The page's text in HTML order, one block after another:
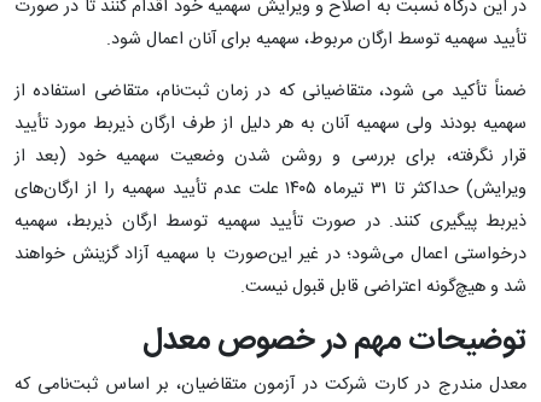
در این درگاه نسبت به اصلاح و ویرایش سهمیه خود اقدام کنند تا در صورت
تأیید سهمیه توسط ارگان مربوط، سهمیه برای آنان اعمال شود.
ضمناً تأکید می شود، متقاضیانی که در زمان ثبت‌نام، متقاضی استفاده از
سهمیه بودند ولی سهمیه آنان به هر دلیل از طرف ارگان ذیربط مورد تأیید
قرار نگرفته، برای بررسی و روشن شدن وضعیت سهمیه خود (بعد از
ویرایش) حداکثر تا ۳۱ تیرماه ۱۴۰۵ علت عدم تأیید سهمیه را از ارگان‌های
ذیربط پیگیری کنند. در صورت تأیید سهمیه توسط ارگان ذیربط، سهمیه
درخواستی اعمال می‌شود؛ در غیر این‌صورت با سهمیه آزاد گزینش خواهند
شد و هیچ‌گونه اعتراضی قابل قبول نیست.
توضیحات مهم‌ در خصوص معدل
معدل مندرج در کارت شرکت در آزمون متقاضیان، بر اساس ثبت‌نامی که